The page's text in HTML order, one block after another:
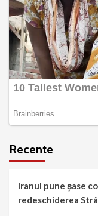
Recente
Iranul pune șase
redeschiderea